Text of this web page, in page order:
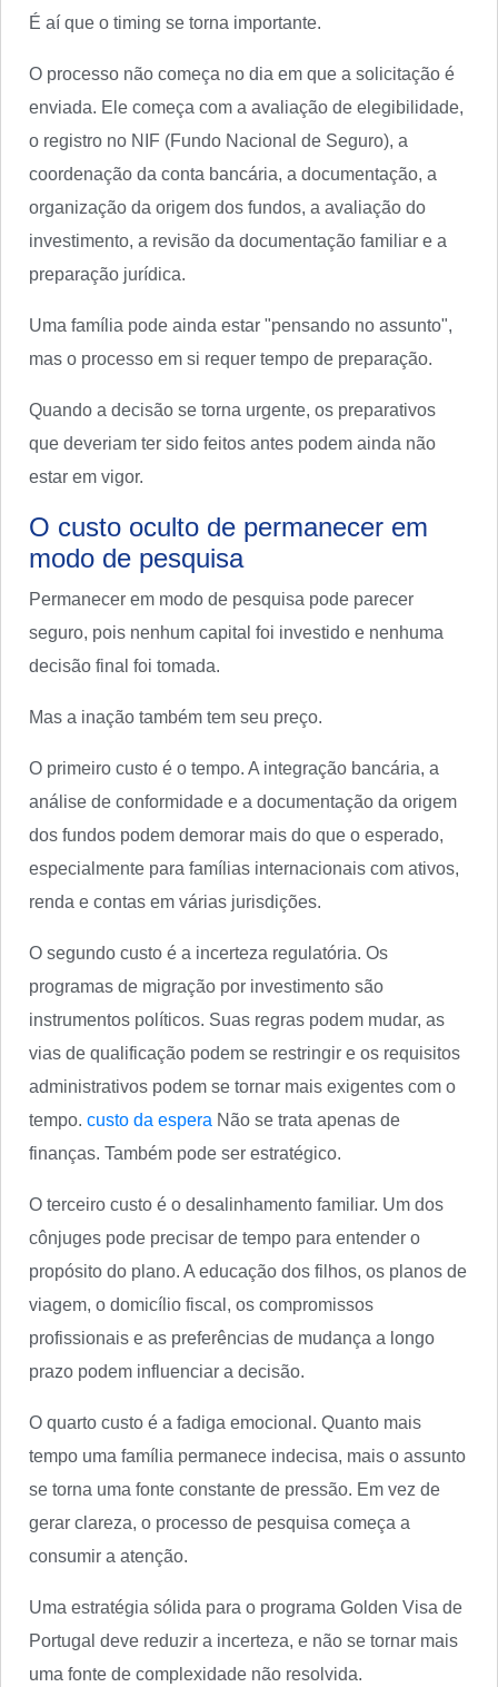
É aí que o timing se torna importante.
O processo não começa no dia em que a solicitação é
enviada. Ele começa com a avaliação de elegibilidade,
o registro no NIF (Fundo Nacional de Seguro), a
coordenação da conta bancária, a documentação, a
organização da origem dos fundos, a avaliação do
investimento, a revisão da documentação familiar e a
preparação jurídica.
Uma família pode ainda estar "pensando no assunto",
mas o processo em si requer tempo de preparação.
Quando a decisão se torna urgente, os preparativos
que deveriam ter sido feitos antes podem ainda não
estar em vigor.
O custo oculto de permanecer em
modo de pesquisa
Permanecer em modo de pesquisa pode parecer
seguro, pois nenhum capital foi investido e nenhuma
decisão final foi tomada.
Mas a inação também tem seu preço.
O primeiro custo é o tempo. A integração bancária, a
análise de conformidade e a documentação da origem
dos fundos podem demorar mais do que o esperado,
especialmente para famílias internacionais com ativos,
renda e contas em várias jurisdições.
O segundo custo é a incerteza regulatória. Os
programas de migração por investimento são
instrumentos políticos. Suas regras podem mudar, as
vias de qualificação podem se restringir e os requisitos
administrativos podem se tornar mais exigentes com o
tempo. custo da espera Não se trata apenas de
finanças. Também pode ser estratégico.
O terceiro custo é o desalinhamento familiar. Um dos
cônjuges pode precisar de tempo para entender o
propósito do plano. A educação dos filhos, os planos de
viagem, o domicílio fiscal, os compromissos
profissionais e as preferências de mudança a longo
prazo podem influenciar a decisão.
O quarto custo é a fadiga emocional. Quanto mais
tempo uma família permanece indecisa, mais o assunto
se torna uma fonte constante de pressão. Em vez de
gerar clareza, o processo de pesquisa começa a
consumir a atenção.
Uma estratégia sólida para o programa Golden Visa de
Portugal deve reduzir a incerteza, e não se tornar mais
uma fonte de complexidade não resolvida.